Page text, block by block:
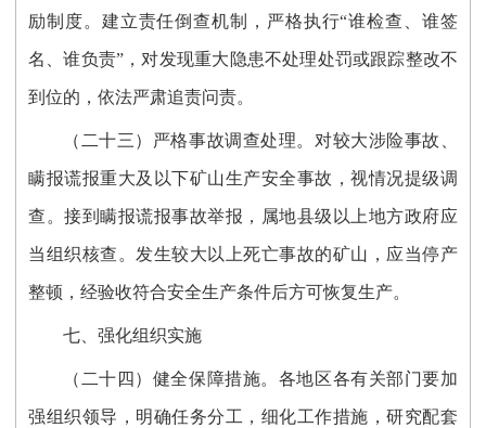
励制度。建立责任倒查机制，严格执行“谁检查、谁签
名、谁负责”，对发现重大隐患不处理处罚或跟踪整改不
到位的，依法严肃追责问责。
（二十三）严格事故调查处理。对较大涉险事故、
瞒报谎报重大及以下矿山生产安全事故，视情况提级调
查。接到瞒报谎报事故举报，属地县级以上地方政府应
当组织核查。发生较大以上死亡事故的矿山，应当停产
整顿，经验收符合安全生产条件后方可恢复生产。
七、强化组织实施
（二十四）健全保障措施。各地区各有关部门要加
强组织领导，明确任务分工，细化工作措施，研究配套